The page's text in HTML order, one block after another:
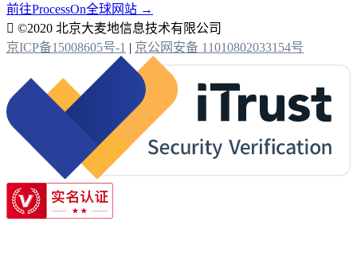
前往ProcessOn全球网站 →
 ©2020 北京大麦地信息技术有限公司
京ICP备15008605号-1 | 京公网安备 11010802033154号